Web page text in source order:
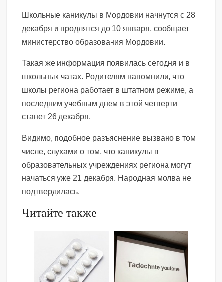
Школьные каникулы в Мордовии начнутся с 28
декабря и продлятся до 10 января, сообщает
министерство образования Мордовии.
Такая же информация появилась сегодня и в
школьных чатах. Родителям напомнили, что
школы региона работает в штатном режиме, а
последним учебным днем в этой четверти
станет 26 декабря.
Видимо, подобное разъяснение вызвано в том
числе, слухами о том, что каникулы в
образовательных учреждениях региона могут
начаться уже 21 декабря. Народная молва не
подтвердилась.
Читайте также